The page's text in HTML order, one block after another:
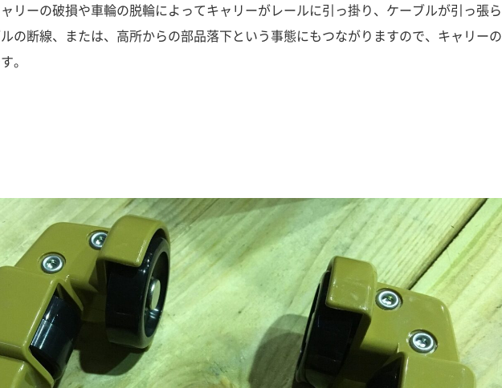
リーの破損や車輪の脱輪によってキャリーがレールに引っ掛り、ケーブルが引っ張ら
の断線、または、高所からの部品落下という事態にもつながりますので、キャリーの
。